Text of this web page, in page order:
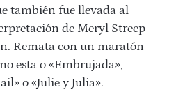
también fue llevada al
de Meryl Streep
Remata con un maratón
esta o «Embrujada»,
o «Julie y Julia».